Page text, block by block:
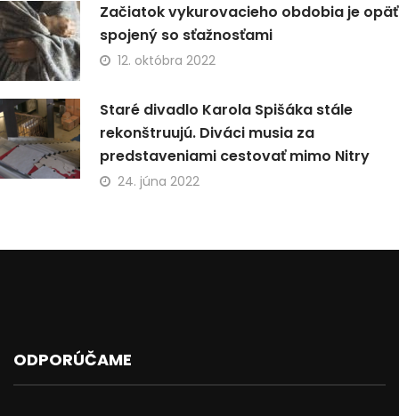
Začiatok vykurovacieho obdobia je opäť
spojený so sťažnosťami
12. októbra 2022
Staré divadlo Karola Spišáka stále
rekonštruujú. Diváci musia za
predstaveniami cestovať mimo Nitry
24. júna 2022
ODPORÚČAME